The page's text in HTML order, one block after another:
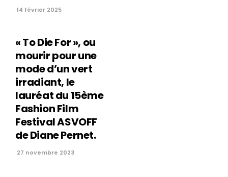
14 février 2025
« To Die For », ou
mourir pour une
mode d’un vert
irradiant, le
lauréat du 15ème
Fashion Film
Festival ASVOFF
de Diane Pernet.
27 novembre 2023